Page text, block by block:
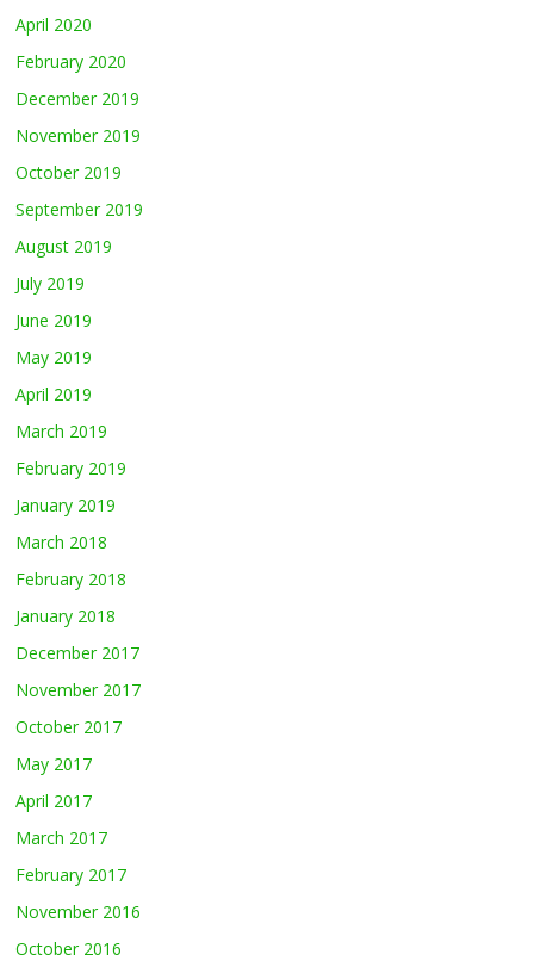
April 2020
February 2020
December 2019
November 2019
October 2019
September 2019
August 2019
July 2019
June 2019
May 2019
April 2019
March 2019
February 2019
January 2019
March 2018
February 2018
January 2018
December 2017
November 2017
October 2017
May 2017
April 2017
March 2017
February 2017
November 2016
October 2016